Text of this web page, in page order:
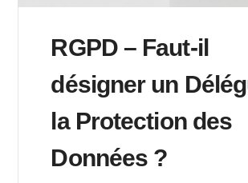
RGPD – Faut-il
désigner un
la Protection des
Données ?